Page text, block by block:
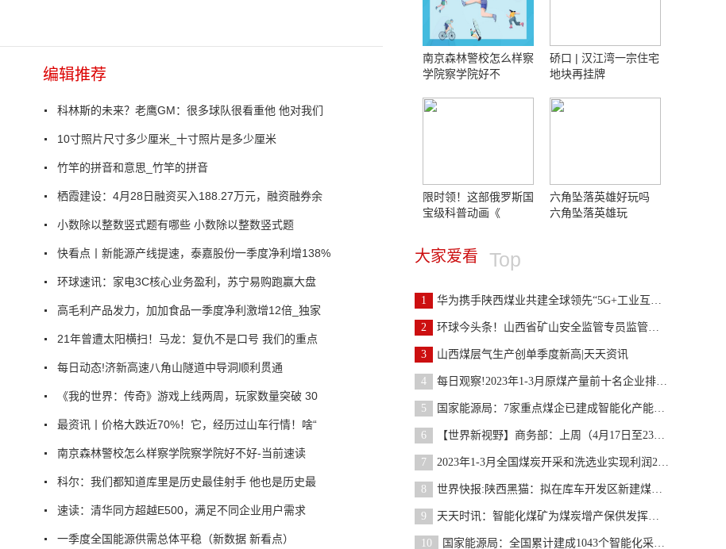
编辑推荐
科林斯的未来？老鹰GM：很多球队很看重他 他对我们
10寸照片尺寸多少厘米_十寸照片是多少厘米
竹竿的拼音和意思_竹竿的拼音
栖霞建设：4月28日融资买入188.27万元，融资融券余
小数除以整数竖式题有哪些 小数除以整数竖式题
快看点丨新能源产线提速，泰嘉股份一季度净利增138%
环球速讯：家电3C核心业务盈利，苏宁易购跑赢大盘
高毛利产品发力，加加食品一季度净利激增12倍_独家
21年曾遭太阳横扫！马龙：复仇不是口号 我们的重点
每日动态!济新高速八角山隧道中导洞顺利贯通
《我的世界：传奇》游戏上线两周，玩家数量突破 30
最资讯丨价格大跌近70%！它，经历过山车行情！啥“
南京森林警校怎么样察学院察学院好不好-当前速读
科尔：我们都知道库里是历史最佳射手 他也是历史最
速读：清华同方超越E500，满足不同企业用户需求
一季度全国能源供需总体平稳（新数据 新看点）
南京森林警校怎么样察
学院察学院好不
硚口 | 汉江湾一宗住宅
地块再挂牌
限时领！这部俄罗斯国
宝级科普动画《
六角坠落英雄好玩吗
六角坠落英雄玩
大家爱看 Top
1 华为携手陕西煤业共建全球领先“5G+工业互联网”智
2 环球今头条！山西省矿山安全监管专员监管煤矿情况表
3 山西煤层气生产创单季度新高|天天资讯
4 每日观察!2023年1-3月原煤产量前十名企业排名公布
5 国家能源局：7家重点煤企已建成智能化产能13.93亿吨
6 【世界新视野】商务部：上周（4月17日至23日）全国
7 2023年1-3月全国煤炭开采和洗选业实现利润2250.7亿
8 世界快报:陕西黑猫：拟在库车开发区新建煤化工循环
9 天天时讯：智能化煤矿为煤炭增产保供发挥关键作用
10 国家能源局：全国累计建成1043个智能化采煤工作面